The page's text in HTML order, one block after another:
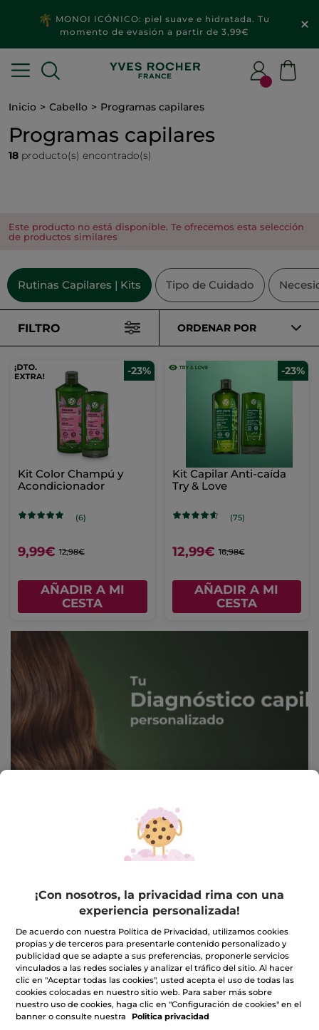
MONOI ICÓNICO: piel suave e hidratada. Tu
momento de evasión a partir de 3,99€
Inicio Cabello Programas capilares
Programas capilares
18 producto(s) encontrado(s)
Este producto no está disponible. Te ofrecemos esta selección
de productos similares
Rutinas Capilares | Kits Tipo de Cuidado
FILTRO ORDENAR POR
-23%
Kit Color Champú y
Acondicionador
(6)
9,99€ 12,98€
AÑADIR A MI
CESTA
-23%
Kit Capilar Anti-caída
Try & Love
(75)
12,99€ 16,98€
AÑADIR A MI
CESTA
-17%
Kit Dúo Color - 2
teñido
(3)
9,99€ 11,98€
Kit Dúo Champús
(4)
9,99€ 11,98€
¡Con nosotros, la privacidad rima con una
experiencia personalizada!
De acuerdo con nuestra Política de Privacidad, utilizamos cookies
propias y de terceros para presentarle contenido personalizado y
publicidad que se adapte a sus preferencias, proponerle servicios
vinculados a las redes sociales y analizar el tráfico del sitio. Al hacer
clic en "Aceptar todas las cookies", usted acepta el uso de todas las
cookies colocadas en nuestro sitio web. Para saber más sobre
nuestro uso de cookies, haga clic en "Configuración de cookies" en el
banner o consulte nuestra
Politica privacidad